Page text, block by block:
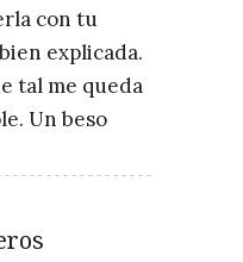
con tu
explicada.
tal me queda
Un beso